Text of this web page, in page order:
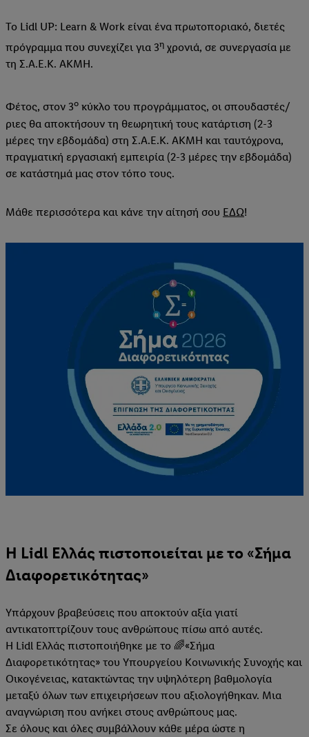
Το Lidl UP: Learn & Work είναι ένα πρωτοποριακό, διετές
πρόγραμμα που συνεχίζει για 3η χρονιά, σε συνεργασία με
τη Σ.Α.Ε.Κ. ΑΚΜΗ.
Φέτος, στον 3ο κύκλο του προγράμματος, οι σπουδαστές/
ριες θα αποκτήσουν τη θεωρητική τους κατάρτιση (2-3
μέρες την εβδομάδα) στη Σ.Α.Ε.Κ. ΑΚΜΗ και ταυτόχρονα,
πραγματική εργασιακή εμπειρία (2-3 μέρες την εβδομάδα)
σε κατάστημά μας στον τόπο τους.
Μάθε περισσότερα και κάνε την αίτησή σου ΕΔΩ!
Η Lidl Ελλάς πιστοποιείται με το «Σήμα
Διαφορετικότητας»
Υπάρχουν βραβεύσεις που αποκτούν αξία γιατί
αντικατοπτρίζουν τους ανθρώπους πίσω από αυτές.
Η Lidl Ελλάς πιστοποιήθηκε με το 🌈«Σήμα
Διαφορετικότητας» του Υπουργείου Κοινωνικής Συνοχής και
Οικογένειας, κατακτώντας την υψηλότερη βαθμολογία
μεταξύ όλων των επιχειρήσεων που αξιολογήθηκαν. Μια
αναγνώριση που ανήκει στους ανθρώπους μας.
Σε όλους και όλες συμβάλλουν κάθε μέρα ώστε η